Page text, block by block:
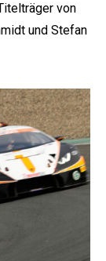
von
und Stefan